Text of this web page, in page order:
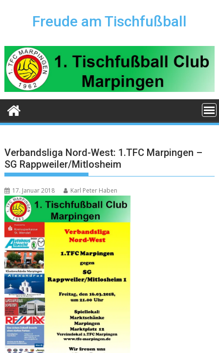
Freude am Tischfußball
Verbandsliga Nord-West: 1.TFC Marpingen –
SG Rappweiler/Mitlosheim
17. Januar 2018 Karl Peter Haben